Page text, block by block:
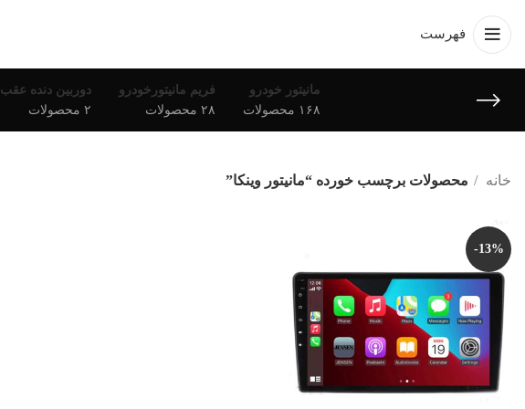
فهرست
مانیتور خودرو
۱۶۸ محصولات
فریم مانیتورخودرو
۲۸ محصولات
دوربین دنده عقب
۲ محصولات
خانه محصولات برچسب خورده “مانیتور وینکا”
-13%